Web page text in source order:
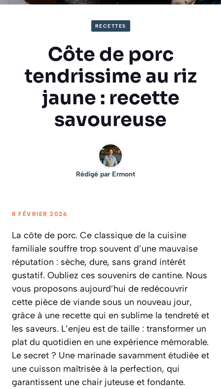
RECETTES
Côte de porc
tendrissime au riz
jaune : recette
savoureuse
Rédigé par Ermont
8 FÉVRIER 2026
La côte de porc. Ce classique de la cuisine
familiale souffre trop souvent d’une mauvaise
réputation : sèche, dure, sans grand intérêt
gustatif. Oubliez ces souvenirs de cantine. Nous
vous proposons aujourd’hui de redécouvrir
cette pièce de viande sous un nouveau jour,
grâce à une recette qui en sublime la tendreté et
les saveurs. L’enjeu est de taille : transformer un
plat du quotidien en une expérience mémorable.
Le secret ? Une marinade savamment étudiée et
une cuisson maîtrisée à la perfection, qui
garantissent une chair juteuse et fondante.